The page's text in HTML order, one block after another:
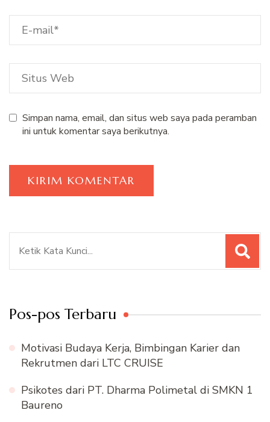
Simpan nama, email, dan situs web saya pada peramban
ini untuk komentar saya berikutnya.
Pos-pos Terbaru
Motivasi Budaya Kerja, Bimbingan Karier dan
Rekrutmen dari LTC CRUISE
Psikotes dari PT. Dharma Polimetal di SMKN 1
Baureno